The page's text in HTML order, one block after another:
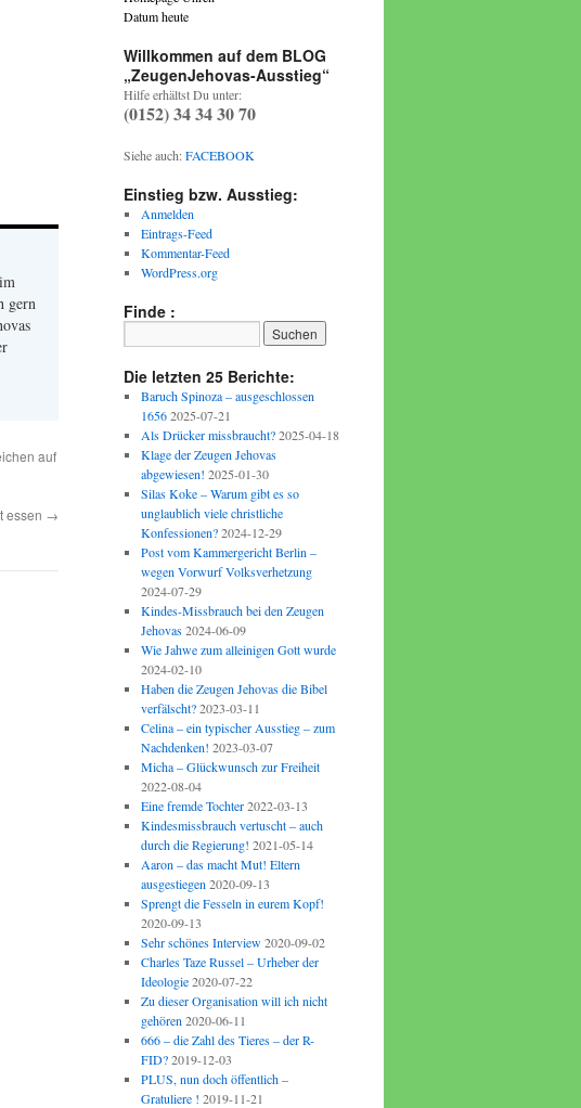
gern
auf
essen →
Datum heute
Willkommen auf dem BLOG
„ZeugenJehovas-Ausstieg“
Hilfe erhältst Du unter:
(0152) 34 34 30 70
Siehe auch:FACEBOOK
Einstieg bzw. Ausstieg:
Anmelden
Eintrags-Feed
Kommentar-Feed
WordPress.org
Finde :
Die letzten 25 Berichte:
Baruch Spinoza – ausgeschlossen
1656 2025-07-21
Als Drücker missbraucht? 2025-04-18
Klage der Zeugen Jehovas
abgewiesen! 2025-01-30
Silas Koke – Warum gibt es so
unglaublich viele christliche
Konfessionen? 2024-12-29
Post vom Kammergericht Berlin –
wegen Vorwurf Volksverhetzung
2024-07-29
Kindes-Missbrauch bei den Zeugen
Jehovas 2024-06-09
Wie Jahwe zum alleinigen Gott wurde
2024-02-10
Haben die Zeugen Jehovas die Bibel
verfälscht? 2023-03-11
Celina – ein typischer Ausstieg – zum
Nachdenken! 2023-03-07
Micha – Glückwunsch zur Freiheit
2022-08-04
Eine fremde Tochter 2022-03-13
Kindesmissbrauch vertuscht – auch
durch die Regierung! 2021-05-14
Aaron – das macht Mut! Eltern
ausgestiegen 2020-09-13
Sprengt die Fesseln in eurem Kopf!
2020-09-13
Sehr schönes Interview 2020-09-02
Charles Taze Russel – Urheber der
Ideologie 2020-07-22
Zu dieser Organisation will ich nicht
gehören 2020-06-11
666 – die Zahl des Tieres – der R-
FID? 2019-12-03
PLUS, nun doch öffentlich –
Gratuliere ! 2019-11-21